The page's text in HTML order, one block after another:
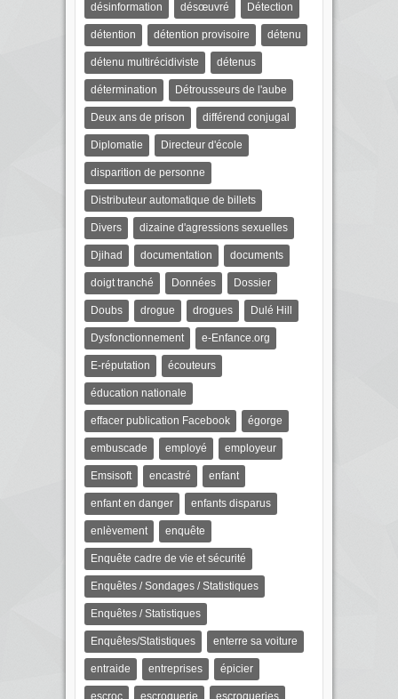
désinformation désœuvré Détection
détention détention provisoire détenu
détenu multirécidiviste détenus
détermination Détrousseurs de l'aube
Deux ans de prison différend conjugal
Diplomatie Directeur d'école
disparition de personne
Distributeur automatique de billets
Divers dizaine d'agressions sexuelles
Djihad documentation documents
doigt tranché Données Dossier
Doubs drogue drogues Dulé Hill
Dysfonctionnement e-Enfance.org
E-réputation écouteurs
éducation nationale
effacer publication Facebook égorge
embuscade employé employeur
Emsisoft encastré enfant
enfant en danger enfants disparus
enlèvement enquête
Enquête cadre de vie et sécurité
Enquêtes / Sondages / Statistiques
Enquêtes / Statistiques
Enquêtes/Statistiques enterre sa voiture
entraide entreprises épicier